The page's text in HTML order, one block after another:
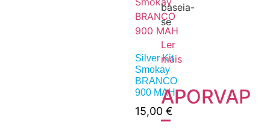
baseia-
se
Ler
mais
APORVAP
–
Silver Kit
Smokay
BRANCO
900 MAH
15,00 €